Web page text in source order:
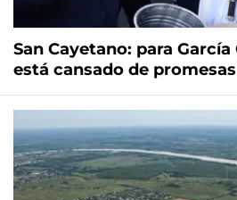
San Cayetano: para
está cansado de